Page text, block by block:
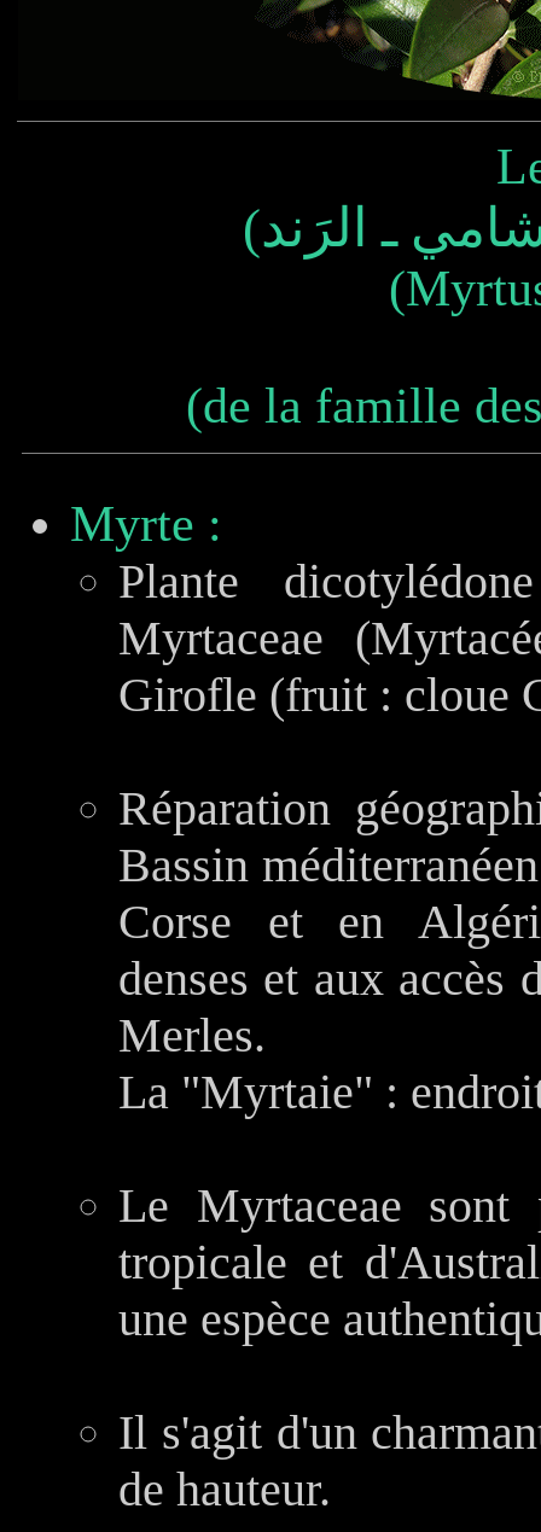
Myrte :
Plante
Myrtaceae
Girofle (fruit : cloue
Réparation
Bassin
Corse et en
denses et aux accès
Merles.
La "Myrtaie" :
Le Myrtaceae sont
tropicale et
une espèce
Il s'agit d'un
de hauteur.